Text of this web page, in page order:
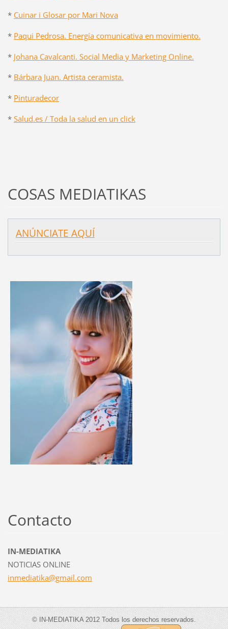
* Cuinar i Glosar por Mari Nova
* Paqui Pedrosa. Energía comunicativa en movimiento.
* Johana Cavalcanti. Social Media y Marketing Online.
* Bárbara Juan. Artista ceramista.
* Pinturadecor
* Salud.es / Toda la salud en un click
COSAS MEDIATIKAS
ANÚNCIATE AQUÍ
Contacto
IN-MEDIATIKA
NOTICIAS ONLINE
inmediatika@gmail.com
© IN-MEDIATIKA 2012 Todos los derechos reservados.